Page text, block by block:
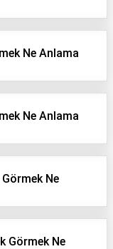
Ne Anlama
Ne Anlama
Ne
Görmek Ne